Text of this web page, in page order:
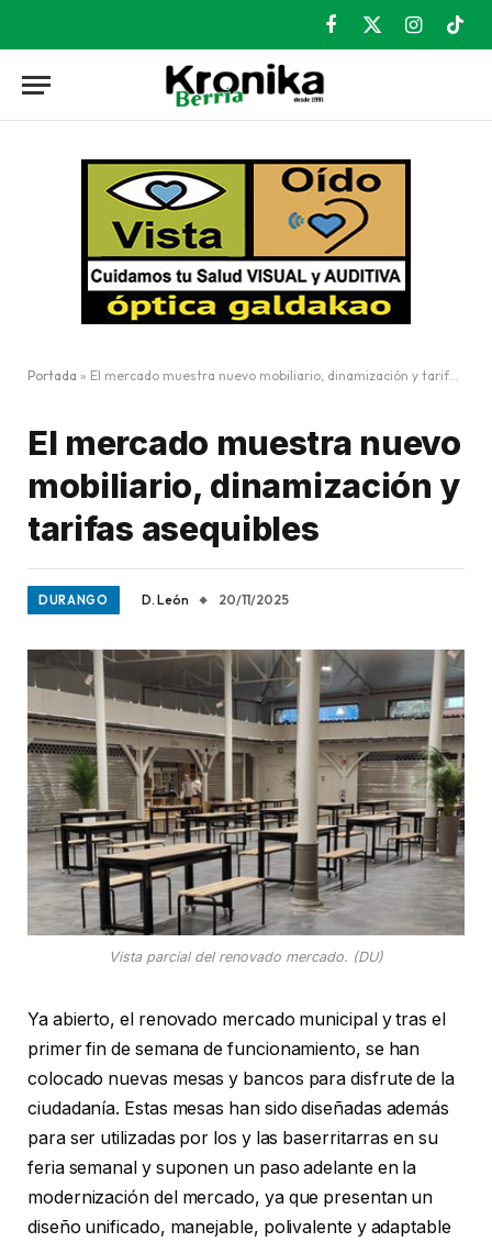
Facebook
X
Instagram
Portada » El mercado muestra nuevo mobiliario, dinamización y tarifas asequibles
El mercado muestra nuevo
mobiliario, dinamización y
tarifas asequibles
DURANGO D. León 20/11/2025
Vista parcial del renovado mercado. (DU)
Ya abierto, el renovado mercado municipal y tras el
primer fin de semana de funcionamiento, se han
colocado nuevas mesas y bancos para disfrute de la
ciudadanía. Estas mesas han sido diseñadas además
para ser utilizadas por los y las baserritarras en su
feria semanal y suponen un paso adelante en la
modernización del mercado, ya que presentan un
diseño unificado, manejable, polivalente y adaptable